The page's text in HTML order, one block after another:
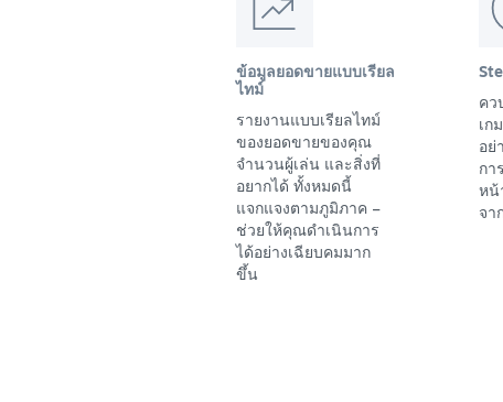
ข้อมูลยอดขายแบบเรียล
ไทม์
รายงานแบบเรียลไทม์
ของยอดขายของคุณ
จำนวนผู้เล่น และสิ่งที่
อยากได้ ทั้งหมดนี้
แจกแจงตามภูมิภาค –
ช่วยให้คุณดำเนินการ
ได้อย่างเฉียบคมมาก
ขึ้น
คว
เก
อย่
กา
หน้
จา